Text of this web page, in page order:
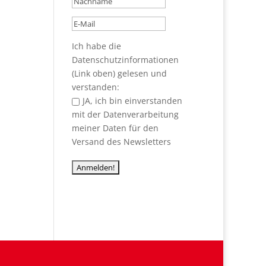
Ich habe die
Datenschutzinformationen
(Link oben) gelesen und
verstanden:
JA, ich bin einverstanden
mit der Datenverarbeitung
meiner Daten für den
Versand des Newsletters